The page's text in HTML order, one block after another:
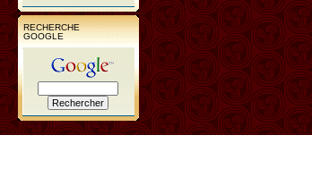
RECHERCHE
GOOGLE